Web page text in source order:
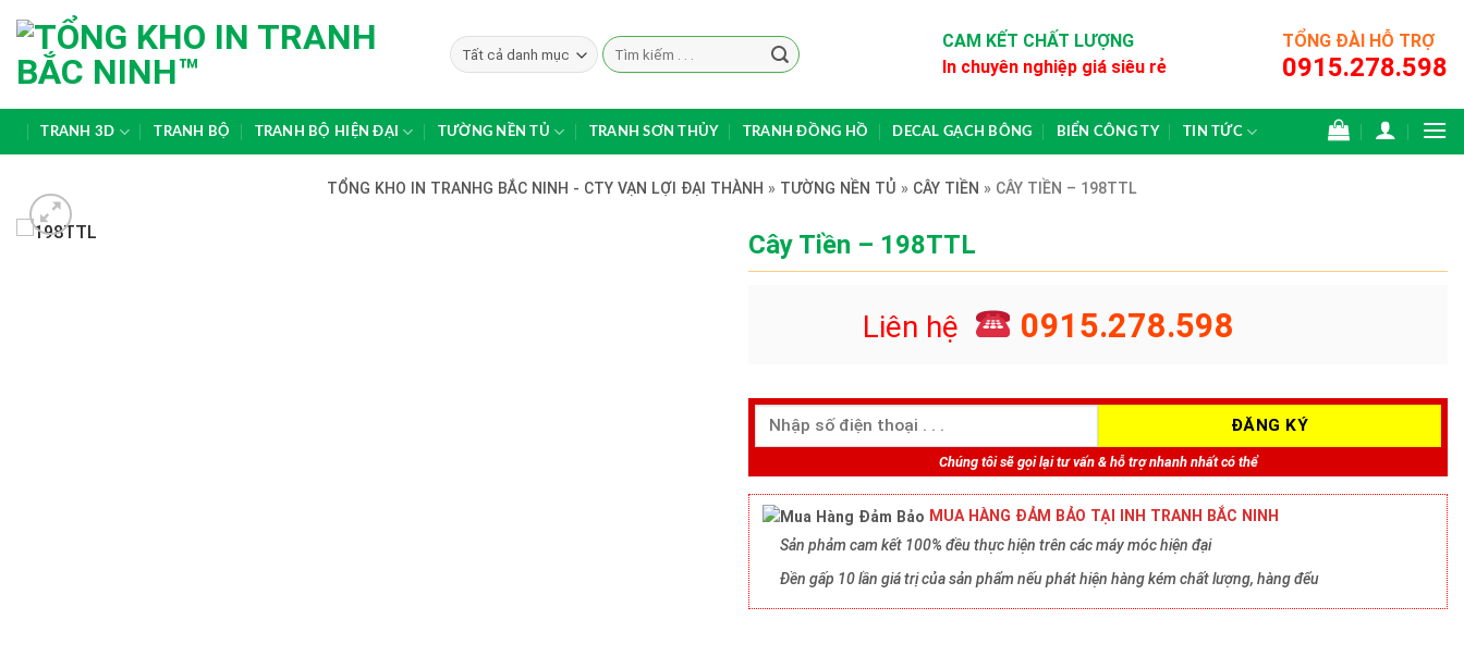
to
content
Search
for:
CAM KẾT CHẤT LƯỢNG
In chuyên nghiệp giá siêu rẻ
TỔNG ĐÀI HỖ TRỢ
0915.278.598
TRANH 3D TRANH BỘ TRANH BỘ HIỆN ĐẠI TƯỜNG NỀN TỦ TRANH SƠN THỦY TRANH ĐỒNG HỒ DECAL GẠCH BÔNG BIỂN CÔNG TY TIN TỨC
TỔNG KHO IN TRANHG BẮC NINH - CTY VẠN LỢI ĐẠI THÀNH » TƯỜNG NỀN TỦ » CÂY TIỀN » CÂY TIỀN – 198TTL
Cây Tiền – 198TTL
Liên hệ 0915.278.598
Chúng tôi sẽ gọi lại tư vấn & hỗ trợ nhanh nhất có thể
MUA HÀNG ĐẢM BẢO TẠI INH TRANH BẮC NINH
Sản phảm cam kết 100% đều thực hiện trên các máy móc hiện đại
Đền gấp 10 lần giá trị của sản phẩm nếu phát hiện hàng kém chất lượng, hàng đểu